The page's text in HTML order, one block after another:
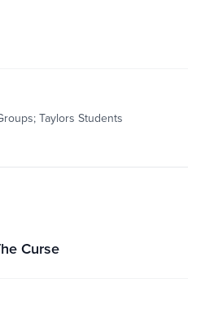
Taylors Students
Curse